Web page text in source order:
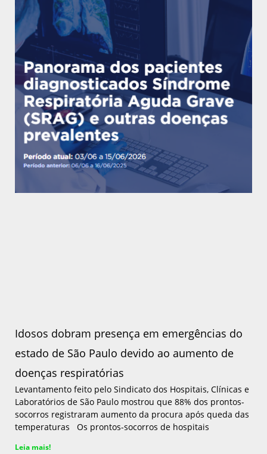
Idosos dobram presença em emergências do
estado de São Paulo devido ao aumento de
doenças respiratórias
Levantamento feito pelo Sindicato dos Hospitais, Clínicas e
Laboratórios de São Paulo mostrou que 88% dos prontos-
socorros registraram aumento da procura após queda das
temperaturas Os prontos-socorros de hospitais
Leia mais!